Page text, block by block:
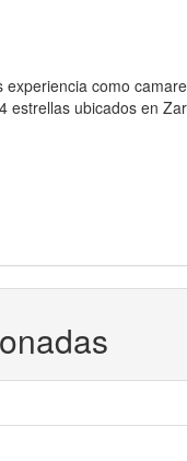
como
ubicados en